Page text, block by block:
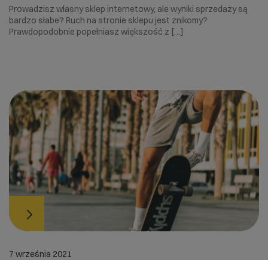
Prowadzisz własny sklep internetowy, ale wyniki sprzedaży są
bardzo słabe? Ruch na stronie sklepu jest znikomy?
Prawdopodobnie popełniasz większość z […]
7 września 2021